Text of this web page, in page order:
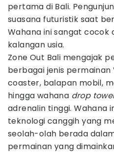
pertama di Bali.
suasana futuristik saat
Wahana ini sangat cocok
kalangan usia.
Zone Out Bali mengajak
berbagai jenis permainan
coaster, balapan mobil,
hingga wahana drop
adrenalin tinggi. Wahana
teknologi canggih yang
seolah-olah berada
permainan yang